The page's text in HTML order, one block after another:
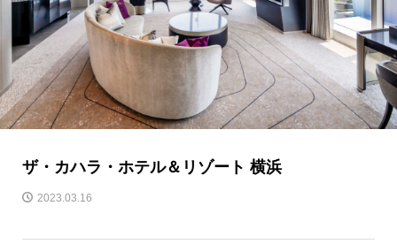
ザ・カハラ・ホテル＆リゾート 横浜
2023.03.16